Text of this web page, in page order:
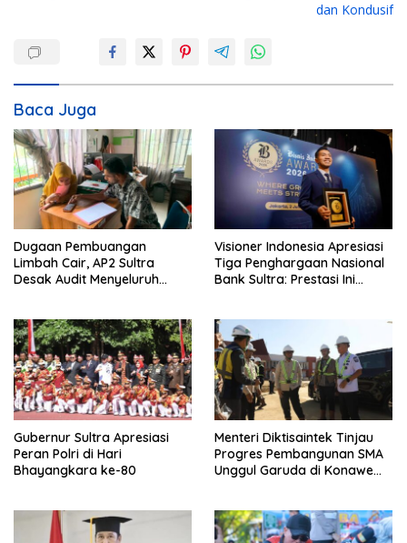
s
i
p
o
s
dan Kondusif
Baca Juga
Dugaan Pembuangan
Limbah Cair, AP2 Sultra
Desak Audit Menyeluruh
Hukum
Visioner Indonesia Apresiasi
Tiga Penghargaan Nasional
Bank Sultra: Prestasi Ini
Andri Permana
Gubernur Sultra Apresiasi
Peran Polri di Hari
Bhayangkara ke-80
Menteri Diktisaintek Tinjau
Progres Pembangunan SMA
Unggul Garuda di Konawe